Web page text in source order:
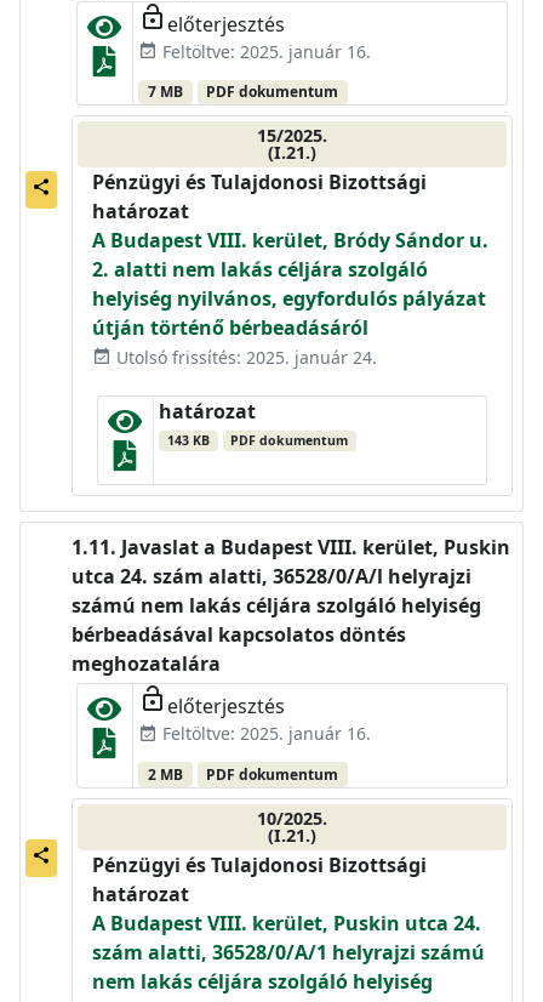
share
lock_open előterjesztés
event_available Feltöltve: 2025. január 16.
7 MB PDF dokumentum
15/2025.
(I.21.)
Pénzügyi és Tulajdonosi Bizottsági
határozat
A Budapest VIII. kerület, Bródy Sándor u.
2. alatti nem lakás céljára szolgáló
helyiség nyilvános, egyfordulós pályázat
útján történő bérbeadásáról
event_available Utolsó frissítés: 2025. január 24.
határozat
143 KB PDF dokumentum
share
Javaslat a Budapest VIII. kerület, Puskin
utca 24. szám alatti, 36528/0/A/l helyrajzi
számú nem lakás céljára szolgáló helyiség
bérbeadásával kapcsolatos döntés
meghozatalára
lock_open előterjesztés
event_available Feltöltve: 2025. január 16.
2 MB PDF dokumentum
10/2025.
(I.21.)
Pénzügyi és Tulajdonosi Bizottsági
határozat
A Budapest VIII. kerület, Puskin utca 24.
szám alatti, 36528/0/A/1 helyrajzi számú
nem lakás céljára szolgáló helyiség